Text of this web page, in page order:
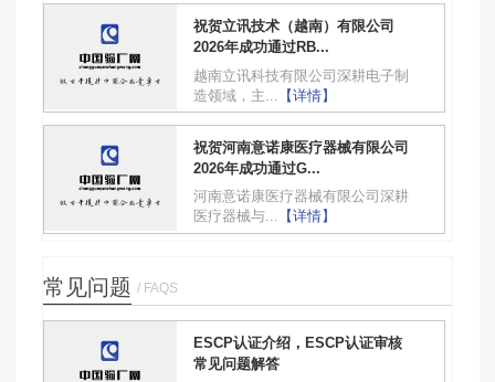
祝贺立讯技术（越南）有限公司
2026年成功通过RB...
越南立讯科技有限公司深耕电子制
造领域，主...
【详情】
祝贺河南意诺康医疗器械有限公司
2026年成功通过G...
河南意诺康医疗器械有限公司深耕
医疗器械与... 【详情】
常见问题 / FAQS
ESCP认证介绍，ESCP认证审核
常见问题解答